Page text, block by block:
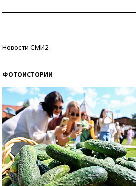
Новости СМИ2
ФОТОИСТОРИИ